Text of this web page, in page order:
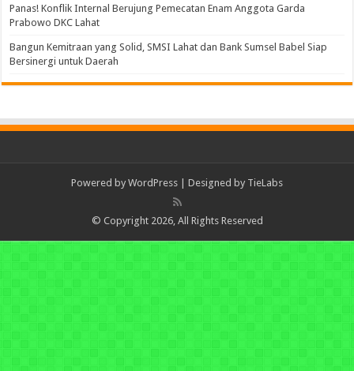
Panas! Konflik Internal Berujung Pemecatan Enam Anggota Garda
Prabowo DKC Lahat
Bangun Kemitraan yang Solid, SMSI Lahat dan Bank Sumsel Babel Siap
Bersinergi untuk Daerah
Powered by WordPress | Designed by TieLabs
© Copyright 2026, All Rights Reserved